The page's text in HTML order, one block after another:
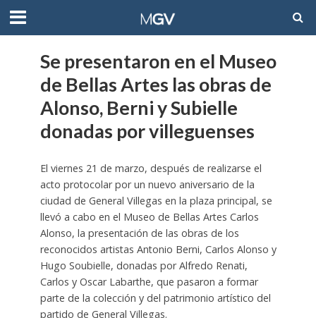
Se presentaron en el Museo
de Bellas Artes las obras de
Alonso, Berni y Subielle
donadas por villeguenses
El viernes 21 de marzo, después de realizarse el
acto protocolar por un nuevo aniversario de la
ciudad de General Villegas en la plaza principal, se
llevó a cabo en el Museo de Bellas Artes Carlos
Alonso, la presentación de las obras de los
reconocidos artistas Antonio Berni, Carlos Alonso y
Hugo Soubielle, donadas por Alfredo Renati,
Carlos y Oscar Labarthe, que pasaron a formar
parte de la colección y del patrimonio artístico del
partido de General Villegas.